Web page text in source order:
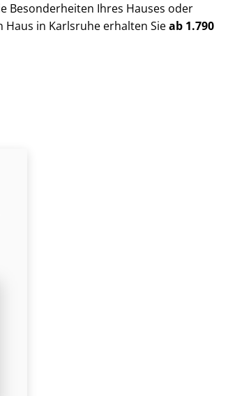
Besonderheiten Ihres Hauses oder
in Karlsruhe erhalten Sieab 1.790